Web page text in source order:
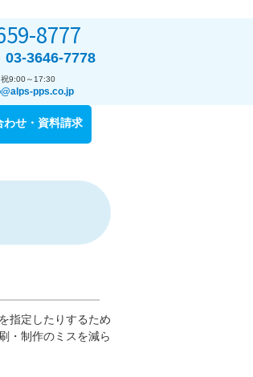
8777
03-3646-7778
9:00～17:30
pps.co.jp
わせ・資料請求
指定したりするため
・制作のミスを減ら